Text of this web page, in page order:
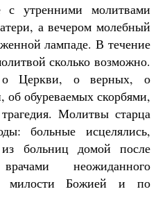
с утренними молитвами
а вечером молебный
лампаде. В течение
сколько возможно.
о Церкви, о верных, о
обуреваемых скорбями,
Молитвы старца
больные исцелялись,
больниц домой после
врачами неожиданного
милости Божией и по